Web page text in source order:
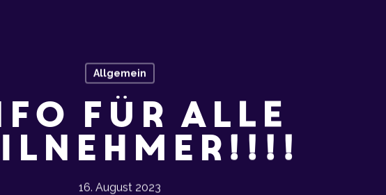
Allgemein
für ALLE
16. August 2023